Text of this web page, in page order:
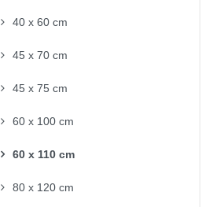
40 x 60 cm
45 x 70 cm
45 x 75 cm
60 x 100 cm
60 x 110 cm
80 x 120 cm